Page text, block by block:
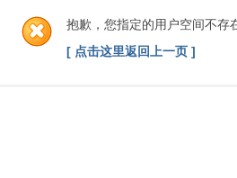
抱歉，您指定的用户空间不存
[ 点击这里返回上一页 ]